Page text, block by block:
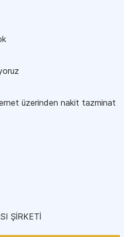
üzerinden nakit tazminat
ŞİRKETİ